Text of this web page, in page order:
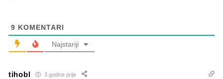
9 KOMENTARI
Najstariji
tihobl 3 godine prije